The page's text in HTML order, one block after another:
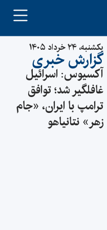
یکشنبه، ۲۴ خرداد ۱۴۰۵
گزارش خبری
آکسیوس: اسرائیل
غافلگیر شد؛ توافق
ترامپ با ایران، «جام
زهر» نتانیاهو